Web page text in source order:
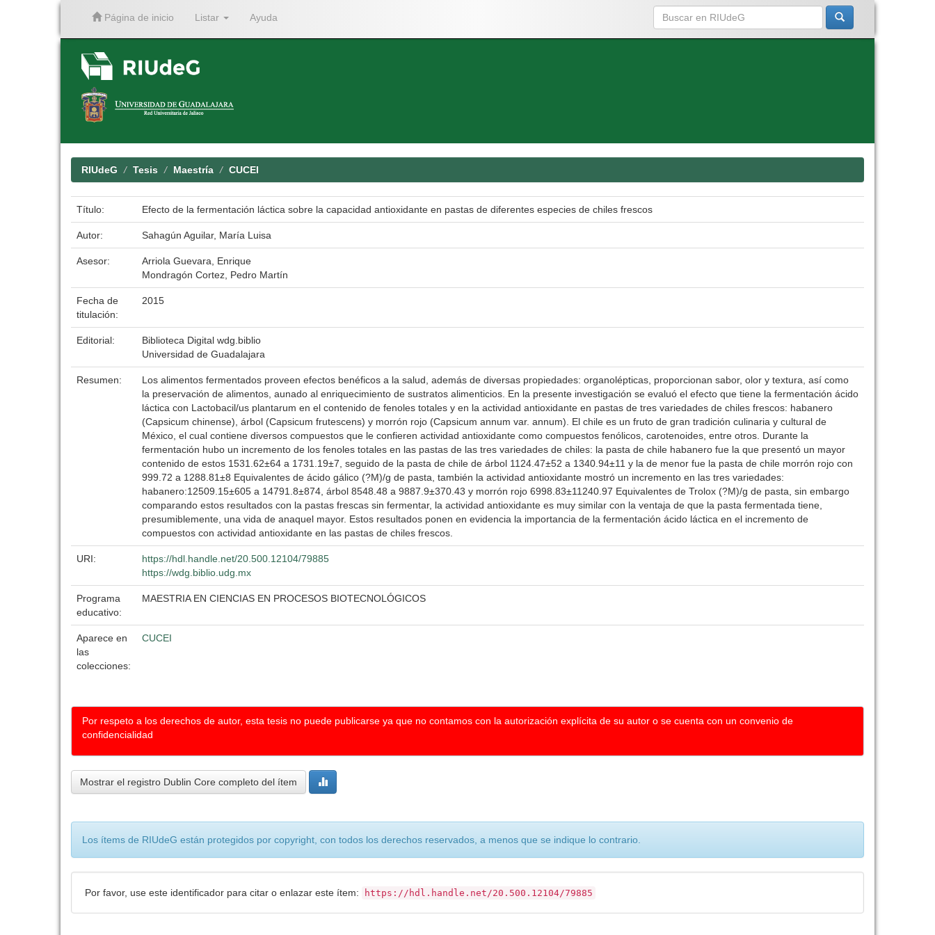
Página de inicio Listar Ayuda
RIUdeG Tesis Maestría CUCEI
Título: Efecto de la fermentación láctica sobre la capacidad antioxidante en pastas de diferentes especies de chiles frescos
Autor: Sahagún Aguilar, María Luisa
Asesor:
Arriola Guevara, Enrique
Mondragón Cortez, Pedro Martín
Fecha de
titulación:
2015
Editorial:
Biblioteca Digital wdg.biblio
Universidad de Guadalajara
Resumen:
Los alimentos fermentados proveen efectos benéficos a la salud, además de diversas propiedades: organolépticas, proporcionan sabor, olor y textura, así como
la preservación de alimentos, aunado al enriquecimiento de sustratos alimenticios. En la presente investigación se evaluó el efecto que tiene la fermentación ácido
láctica con Lactobacil/us plantarum en el contenido de fenoles totales y en la actividad antioxidante en pastas de tres variedades de chiles frescos: habanero
(Capsicum chinense), árbol (Capsicum frutescens) y morrón rojo (Capsicum annum var. annum). El chile es un fruto de gran tradición culinaria y cultural de
México, el cual contiene diversos compuestos que le confieren actividad antioxidante como compuestos fenólicos, carotenoides, entre otros. Durante la
fermentación hubo un incremento de los fenoles totales en las pastas de las tres variedades de chiles: la pasta de chile habanero fue la que presentó un mayor
contenido de estos 1531.62±64 a 1731.19±7, seguido de la pasta de chile de árbol 1124.47±52 a 1340.94±11 y la de menor fue la pasta de chile morrón rojo con
999.72 a 1288.81±8 Equivalentes de ácido gálico (?M)/g de pasta, también la actividad antioxidante mostró un incremento en las tres variedades:
habanero:12509.15±605 a 14791.8±874, árbol 8548.48 a 9887.9±370.43 y morrón rojo 6998.83±11240.97 Equivalentes de Trolox (?M)/g de pasta, sin embargo
comparando estos resultados con la pastas frescas sin fermentar, la actividad antioxidante es muy similar con la ventaja de que la pasta fermentada tiene,
presumiblemente, una vida de anaquel mayor. Estos resultados ponen en evidencia la importancia de la fermentación ácido láctica en el incremento de
compuestos con actividad antioxidante en las pastas de chiles frescos.
URI:
https://hdl.handle.net/20.500.12104/79885
https://wdg.biblio.udg.mx
Programa
educativo:
MAESTRIA EN CIENCIAS EN PROCESOS BIOTECNOLÓGICOS
Aparece en
las
colecciones:
CUCEI
Por respeto a los derechos de autor, esta tesis no puede publicarse ya que no contamos con la autorización explícita de su autor o se cuenta con un convenio de
confidencialidad
Mostrar el registro Dublin Core completo del ítem
Los ítems de RIUdeG están protegidos por copyright, con todos los derechos reservados, a menos que se indique lo contrario.
Por favor, use este identificador para citar o enlazar este ítem: https://hdl.handle.net/20.500.12104/79885